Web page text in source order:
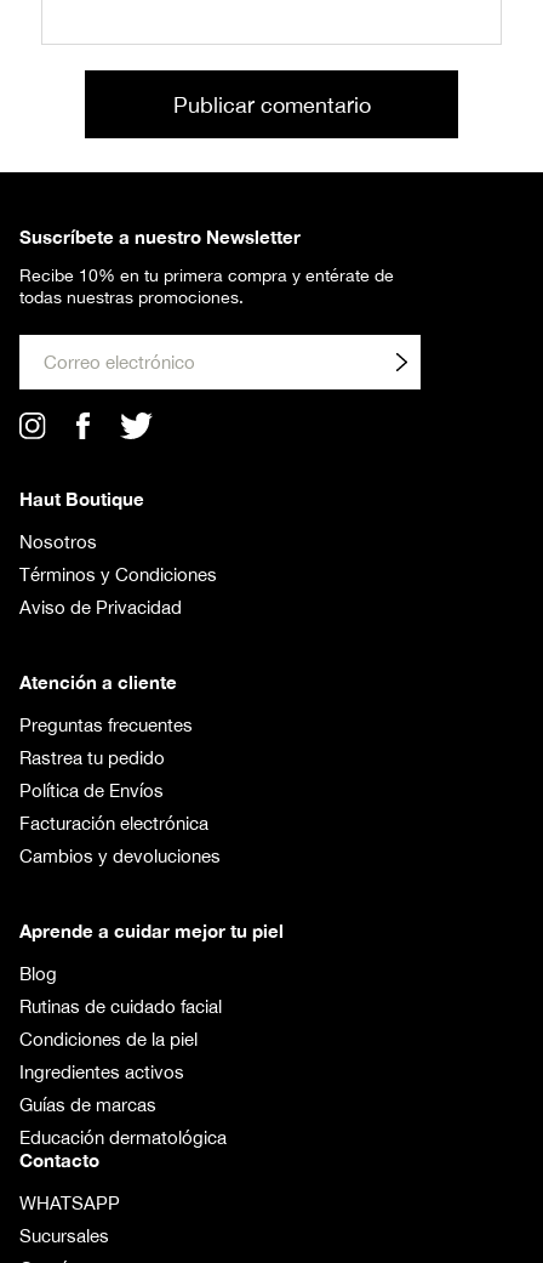
Publicar comentario
Haut Boutique
Nosotros
Términos y Condiciones
Aviso de Privacidad
Atención a cliente
Preguntas frecuentes
Rastrea tu pedido
Política de Envíos
Facturación electrónica
Cambios y devoluciones
Aprende a cuidar mejor tu piel
Blog
Rutinas de cuidado facial
Condiciones de la piel
Ingredientes activos
Guías de marcas
Educación dermatológica
Contacto
WHATSAPP
Sucursales
Suscríbete a nuestro Newsletter
Recibe 10% en tu primera compra y entérate de
todas nuestras promociones.
Env
iar